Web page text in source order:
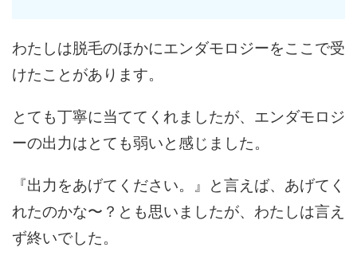
わたしは脱毛のほかにエンダモロジーをここで受
けたことがあります。
とても丁寧に当ててくれましたが、エンダモロジ
ーの出力はとても弱いと感じました。
『出力をあげてください。』と言えば、あげてく
れたのかな〜？とも思いましたが、わたしは言え
ず終いでした。